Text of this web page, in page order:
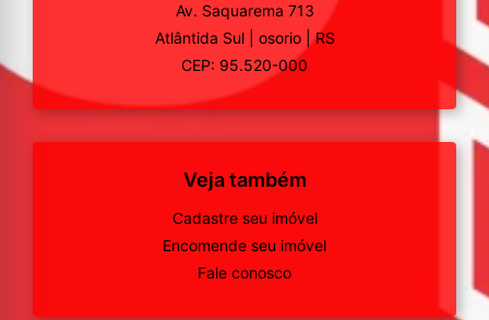
Av. Saquarema 713
Atlântida Sul
osorio
RS
CEP: 95.520-000
Veja também
Cadastre seu imóvel
Encomende seu imóvel
Fale conosco